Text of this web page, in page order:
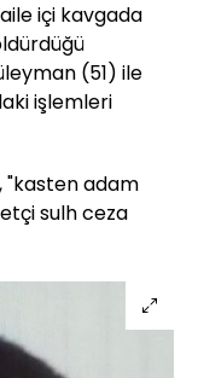
içi kavgada
(51) ile
işlemleri
"kasten adam
sulh ceza